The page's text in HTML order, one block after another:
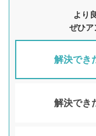
より
ぜひア
解決でき
解決でき